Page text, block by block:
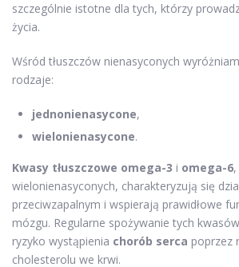
szczególnie istotne dla tych, którzy
życia.
Wśród tłuszczów nienasyconych
rodzaje:
jednonienasycone,
wielonienasycone.
Kwasy tłuszczowe omega-3 i omega-6
wielonienasyconych, charakteryzują się
przeciwzapalnym i wspierają prawidłowe
mózgu. Regularne spożywanie tych
ryzyko wystąpienia chorób serca poprzez
cholesterolu we krwi.